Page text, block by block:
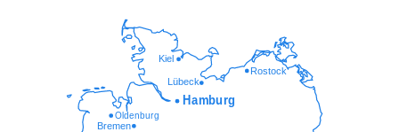
Oldenburg
Lübeck
Rostock
Kiel
Bremen
Hamburg